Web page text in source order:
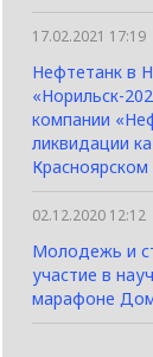
17.02.2021 17:19
Нефтетанк в
«Норильск-
компании
ликвидации
Красноярском
02.12.2020 12:12
Молодежь и
участие в
марафоне